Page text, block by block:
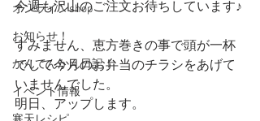
オンラインshop
お知らせ！
かんてんかん日記！
イベント情報
今週も沢山のご注文お待ちしています♪
すみません、恵方巻きの事で頭が一杯
でして今月のお弁当のチラシをあげて
いませんでした。
明日、アップします。